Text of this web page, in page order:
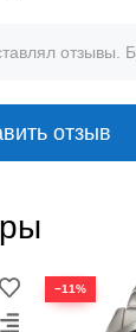
отзывы.
отзыв
−11%